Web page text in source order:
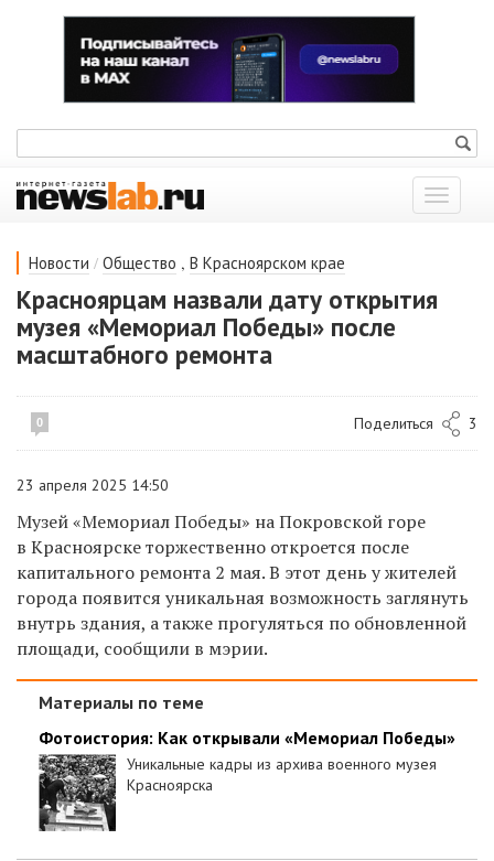
Показать
меню
Новости / Общество , В Красноярском крае
Красноярцам назвали дату открытия
музея «Мемориал Победы» после
масштабного ремонта
0 Поделиться 3
23 апреля 2025 14:50
Музей «Мемориал Победы» на Покровской горе
в Красноярскеторжественно откроется после
капитального ремонта 2 мая. В этот день у жителей
города появится уникальная возможность заглянуть
внутрь здания, а также прогуляться по обновленной
площади, сообщили в мэрии.
Материалы по теме
Фотоистория: Как открывали «Мемориал Победы»
Уникальные кадры из архива военного музея
Красноярска